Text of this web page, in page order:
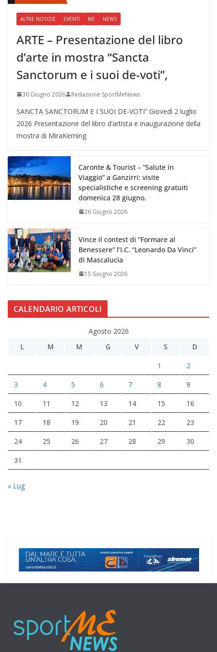
ALTRE NOTIZIE EVENTI ME NEWS
ARTE – Presentazione del libro
d’arte in mostra “Sancta
Sanctorum e i suoi de-voti”,
30 Giugno 2026 Redazione SportMeNews
SANCTA SANCTORUM E I SUOI DE-VOTI” Giovedì 2 luglio
2026 Presentazione del libro d’artista e inaugurazione della
mostra di MiraKerning
Caronte & Tourist – “Salute in
Viaggio” a Ganzirri: visite
specialistiche e screening gratuiti
domenica 28 giugno.
26 Giugno 2026
Vince il contest di “Formare al
Benessere” l’I.C. “Leonardo Da Vinci”
di Mascalucia
15 Giugno 2026
CALENDARIO ARTICOLI
Agosto 2026
L
M M G V S D
1 2
3 4 5 6 7 8 9
10 11 12 13 14 15 16
17 18 19 20 21 22 23
24 25 26 27 28 29 30
31
« Lug